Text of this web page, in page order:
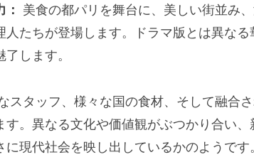
美食の都パリを舞台に、美しい街並み
人たちが登場します。ドラマ版とは異な
します。
スタッフ、様々な国の食材、そして融合
。異なる文化や価値観がぶつかり合い、
に現代社会を映し出しているかのようです